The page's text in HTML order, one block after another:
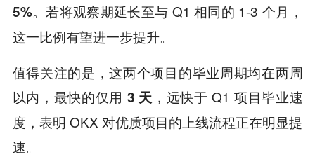
5%。若将观察期延长至与 Q1 相同的 1-3 个月，
这一比例有望进一步提升。
值得关注的是，这两个项目的毕业周期均在两周
以内，最快的仅用 3 天 ，远快于 Q1 项目毕业速
度，表明 OKX 对优质项目的上线流程正在明显提
速。